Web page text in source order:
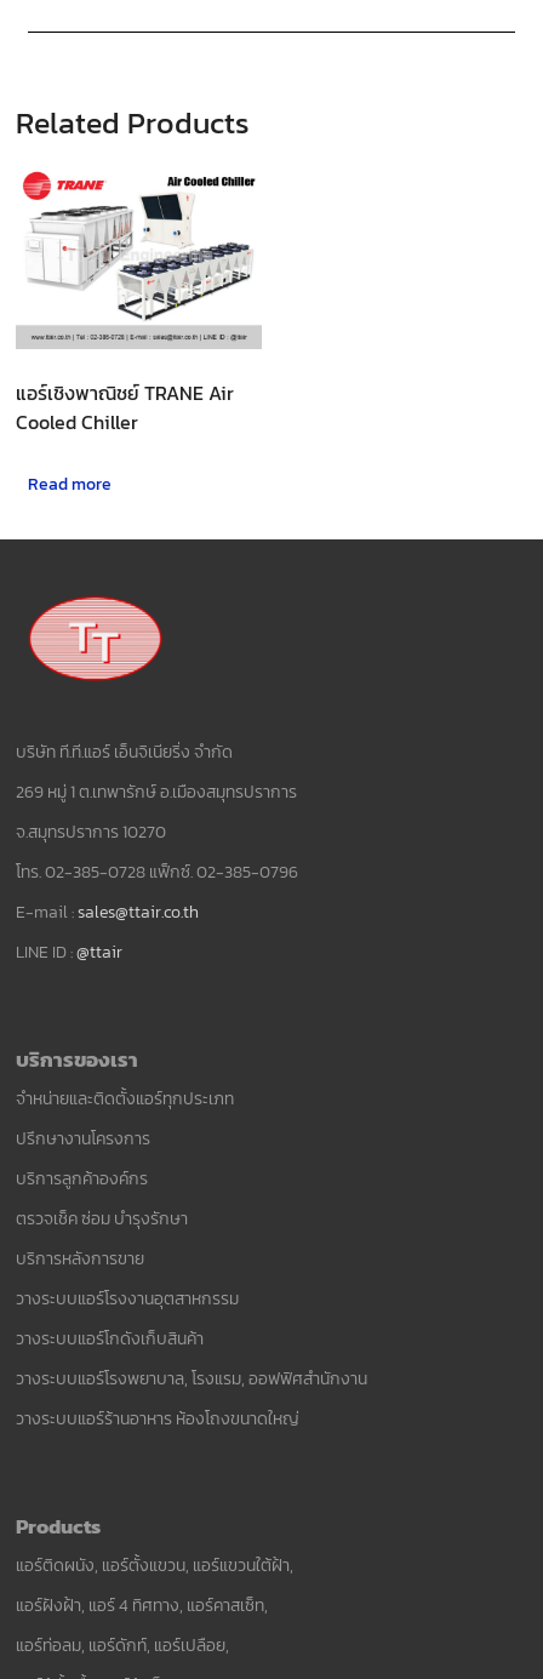
Related Products
แอร์เชิงพาณิชย์ TRANE Air
Cooled Chiller
Read more
บริษัท ที.ที.แอร์ เอ็นจิเนียริ่ง จำกัด
269 หมู่ 1 ต.เทพารักษ์ อ.เมืองสมุทรปราการ
จ.สมุทรปราการ 10270
โทร. 02-385-0728 แฟ็กซ์. 02-385-0796
E-mail :sales@ttair.co.th
LINE ID :@ttair
บริการของเรา
จำหน่ายและติดตั้งแอร์ทุกประเภท
ปรึกษางานโครงการ
บริการลูกค้าองค์กร
ตรวจเช็ค ซ่อม บำรุงรักษา
บริการหลังการขาย
วางระบบแอร์โรงงานอุตสาหกรรม
วางระบบแอร์โกดังเก็บสินค้า
วางระบบแอร์โรงพยาบาล, โรงแรม, ออฟฟิศสำนักงาน
วางระบบแอร์ร้านอาหาร ห้องโถงขนาดใหญ่
Products
แอร์ติดผนัง, แอร์ตั้งแขวน, แอร์แขวนใต้ฝ้า,
แอร์ฝังฝ้า, แอร์ 4 ทิศทาง, แอร์คาสเซ็ท,
แอร์ท่อลม, แอร์ดักท์, แอร์เปลือย,